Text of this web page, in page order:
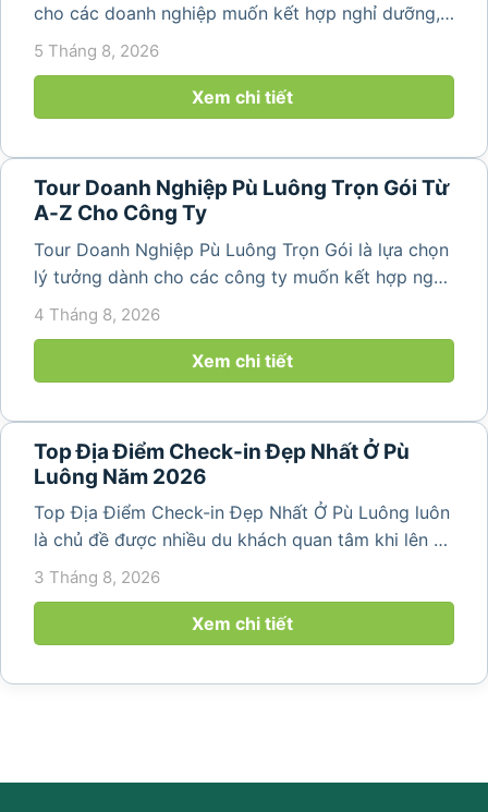
cho các doanh nghiệp muốn kết hợp nghỉ dưỡng,
team building và gắn kết tập thể trong không gian
Hóa vài giờ di chuyển,...
5 Tháng 8, 2026
Xem chi tiết
Tour Doanh Nghiệp Pù Luông Trọn Gói Từ
A-Z Cho Công Ty
Tour Doanh Nghiệp Pù Luông Trọn Gói là lựa chọn
lý tưởng dành cho các công ty muốn kết hợp nghỉ
dưỡng, gắn kết đội ngũ và tái tạo năng lượng sau
những ngày làm việc căng thẳng. Với cảnh quan
thiên nhiên trong lành,...
4 Tháng 8, 2026
Xem chi tiết
Top Địa Điểm Check-in Đẹp Nhất Ở Pù
Luông Năm 2026
Top Địa Điểm Check-in Đẹp Nhất Ở Pù Luông luôn
là chủ đề được nhiều du khách quan tâm khi lên kế
hoạch khám phá vùng đất thiên nhiên nổi tiếng
làng yên bình, thác...
3 Tháng 8, 2026
Xem chi tiết